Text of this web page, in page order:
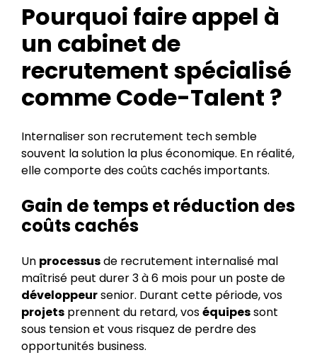
Pourquoi faire appel à
un cabinet de
recrutement spécialisé
comme Code-Talent ?
Internaliser son recrutement tech semble
souvent la solution la plus économique. En réalité,
elle comporte des coûts cachés importants.
Gain de temps et réduction des
coûts cachés
Un processusde recrutement internalisé mal
maîtrisé peut durer 3 à 6 mois pour un poste de
développeursenior. Durant cette période, vos
projets prennent du retard, voséquipessont
sous tension et vous risquez de perdre des
opportunités business.